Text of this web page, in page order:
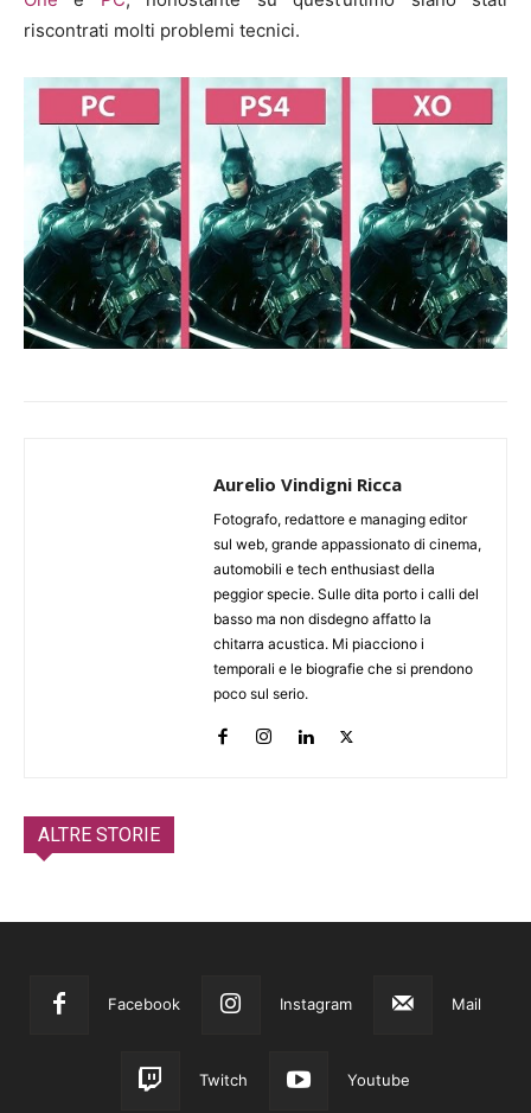
riscontrati molti problemi tecnici.
Aurelio Vindigni Ricca
Fotografo, redattore e managing editor
sul web, grande appassionato di cinema,
automobili e tech enthusiast della
peggior specie. Sulle dita porto i calli del
basso ma non disdegno affatto la
chitarra acustica. Mi piacciono i
temporali e le biografie che si prendono
poco sul serio.
ALTRE STORIE
Facebook Instagram Mail
Twitch Youtube